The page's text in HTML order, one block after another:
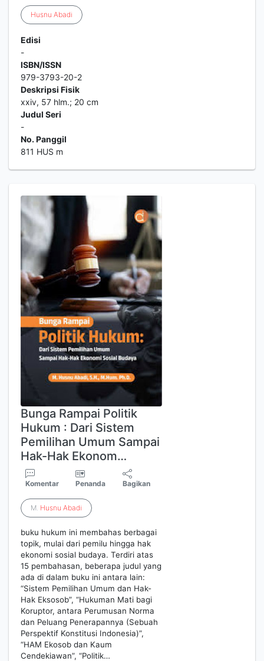
Husnu Abadi
Edisi
-
ISBN/ISSN
979-3793-20-2
Deskripsi Fisik
xxiv, 57 hlm.; 20 cm
Judul Seri
-
No. Panggil
811 HUS m
Bunga Rampai Politik
Hukum : Dari Sistem
Pemilihan Umum Sampai
Hak-Hak Ekonom…
Komentar Penanda Bagikan
M. Husnu Abadi
buku hukum ini membahas berbagai
topik, mulai dari pemilu hingga hak
ekonomi sosial budaya. Terdiri atas
15 pembahasan, beberapa judul yang
ada di dalam buku ini antara lain:
“Sistem Pemilihan Umum dan Hak-
Hak Eksosob”, “Hukuman Mati bagi
Koruptor, antara Perumusan Norma
dan Peluang Penerapannya (Sebuah
Perspektif Konstitusi Indonesia)”,
“HAM Ekosob dan Kaum
Cendekiawan”, “Politik…